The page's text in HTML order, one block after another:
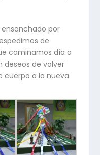
por
de
caminamos día a
deseos de volver
cuerpo a la nueva